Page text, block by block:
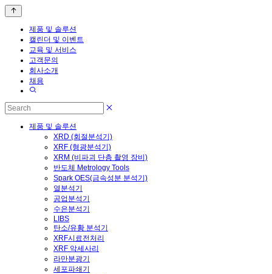
제품 및 솔루션
캘린더 및 이벤트
교육 및 서비스
고객문의
회사소개
채용
제품 및 솔루션
XRD (회절분석기)
XRF (형광분석기)
XRM (비파괴 단층 촬영 장비)
반도체 Metrology Tools
Spark OES(금속성분 분석기)
열분석기
공업분석기
수은분석기
LIBS
탄소/유황 분석기
XRF시료전처리
XRF 악세사리
라만분광기
세포파쇄기